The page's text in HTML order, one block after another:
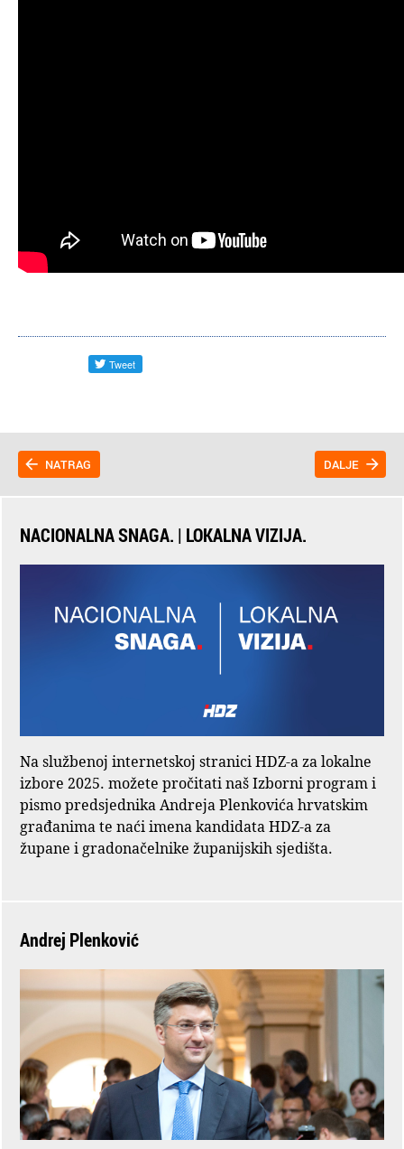
NATRAG DALJE
NACIONALNA SNAGA. | LOKALNA VIZIJA.
Na službenoj internetskoj stranici HDZ-a za lokalne
izbore 2025. možete pročitati naš Izborni program i
pismo predsjednika Andreja Plenkovića hrvatskim
građanima te naći imena kandidata HDZ-a za
župane i gradonačelnike županijskih sjedišta.
Andrej Plenković